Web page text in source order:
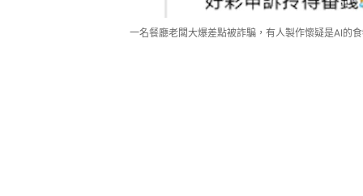
一名餐廳老闆大爆差點被詐騙，有人製作懷疑是AI的